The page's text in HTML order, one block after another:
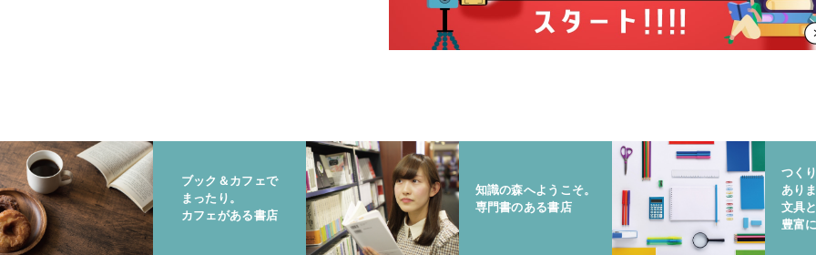
ブック＆カフェで
まったり。
カフェがある書店
知識の森へようこそ。
専門書のある書店
つく
ありま
文具
豊富